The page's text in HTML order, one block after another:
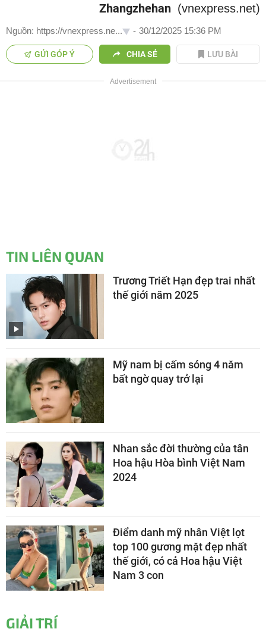
Zhangzhehan (vnexpress.net)
Nguồn: https://vnexpress.ne... - 30/12/2025 15:36 PM
GỬI GÓP Ý CHIA SẺ LƯU BÀI
TIN LIÊN QUAN
Trương Triết Hạn đẹp trai nhất
thế giới năm 2025
Mỹ nam bị cấm sóng 4 năm
bất ngờ quay trở lại
Nhan sắc đời thường của tân
Hoa hậu Hòa bình Việt Nam
2024
Điểm danh mỹ nhân Việt lọt
top 100 gương mặt đẹp nhất
thế giới, có cả Hoa hậu Việt
Nam 3 con
GIẢI TRÍ